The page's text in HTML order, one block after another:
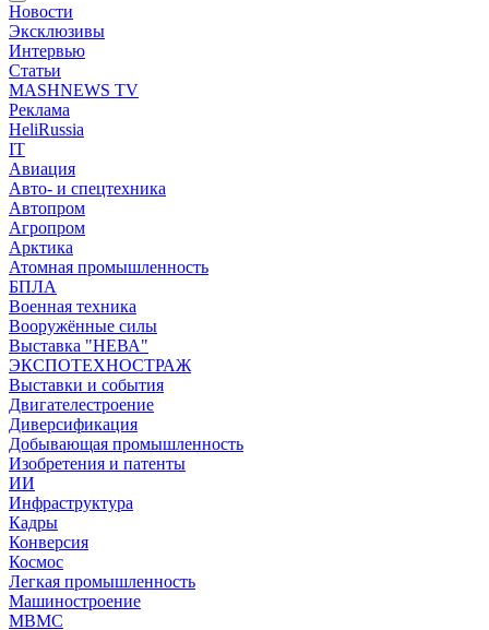
Новости
Эксклюзивы
Интервью
Статьи
MASHNEWS TV
Реклама
HeliRussia
IT
Авиация
Авто- и спецтехника
Автопром
Агропром
Арктика
Атомная промышленность
БПЛА
Военная техника
Вооружённые силы
Выставка "НЕВА"
ЭКСПОТЕХНОСТРАЖ
Выставки и события
Двигателестроение
Диверсификация
Добывающая промышленность
Изобретения и патенты
ИИ
Инфраструктура
Кадры
Конверсия
Космос
Легкая промышленность
Машиностроение
МВМС